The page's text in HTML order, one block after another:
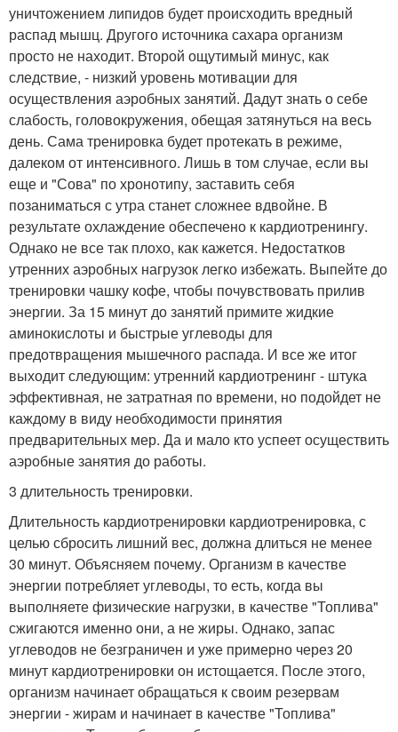
уничтожением липидов будет происходить вредный
распад мышц. Другого источника сахара организм
просто не находит. Второй ощутимый минус, как
следствие, - низкий уровень мотивации для
осуществления аэробных занятий. Дадут знать о себе
слабость, головокружения, обещая затянуться на весь
день. Сама тренировка будет протекать в режиме,
далеком от интенсивного. Лишь в том случае, если вы
еще и "Сова" по хронотипу, заставить себя
позаниматься с утра станет сложнее вдвойне. В
результате охлаждение обеспечено к кардиотренингу.
Однако не все так плохо, как кажется. Недостатков
утренних аэробных нагрузок легко избежать. Выпейте до
тренировки чашку кофе, чтобы почувствовать прилив
энергии. За 15 минут до занятий примите жидкие
аминокислоты и быстрые углеводы для
предотвращения мышечного распада. И все же итог
выходит следующим: утренний кардиотренинг - штука
эффективная, не затратная по времени, но подойдет не
каждому в виду необходимости принятия
предварительных мер. Да и мало кто успеет осуществить
аэробные занятия до работы.
3 длительность тренировки.
Длительность кардиотренировки кардиотренировка, с
целью сбросить лишний вес, должна длиться не менее
30 минут. Объясняем почему. Организм в качестве
энергии потребляет углеводы, то есть, когда вы
выполняете физические нагрузки, в качестве "Топлива"
сжигаются именно они, а не жиры. Однако, запас
углеводов не безграничен и уже примерно через 20
минут кардиотренировки он истощается. После этого,
организм начинает обращаться к своим резервам
энергии - жирам и начинает в качестве "Топлива"